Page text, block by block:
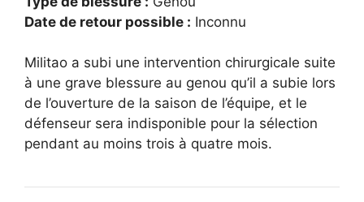
Date de retour possible : Inconnu
Militao a subi une intervention chirurgicale suite
à une grave blessure au genou qu’il a subie lors
de l’ouverture de la saison de l’équipe, et le
défenseur sera indisponible pour la sélection
pendant au moins trois à quatre mois.